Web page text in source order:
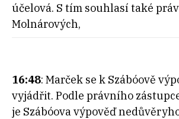
účelová. S tím souhlasí také
Molnárových,
16:48: Marček se k Szábóově
vyjádřit. Podle právního
je Szábóova výpověď